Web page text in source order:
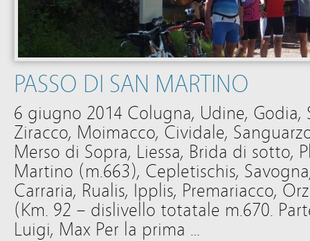
PASSO DI SAN MARTINO
6 giugno 2014 Colugna, Udine, Godia,
Ziracco, Moimacco, Cividale,
Merso di Sopra, Liessa, Brida di sotto,
Martino (m.663), Cepletischis,
Carraria, Rualis, Ipplis, Premariacco,
(Km. 92 – dislivello totatale m.670.
Luigi, Max Per la prima …